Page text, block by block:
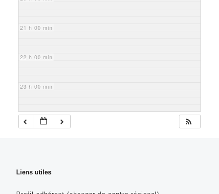
21 h 00 min
22 h 00 min
23 h 00 min
Liens utiles